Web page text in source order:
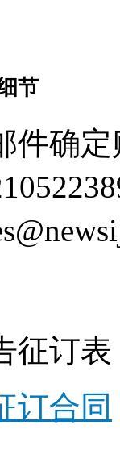
节
件确
征订表
订合同